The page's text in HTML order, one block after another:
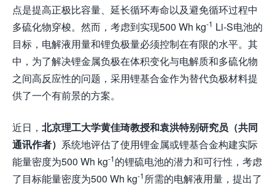
点是提高正极比容量、延长循环寿命以及避免循环过程中
多硫化物穿梭。然而，考虑到实现500 Wh kg-1 Li-S电池的
目标，电解液用量和锂负极量必须控制在有限的水平。其
中，为了解决锂金属负极在体积变化与电解质和多硫化物
之间高反应性的问题，采用锂基合金作为替代负极材料提
供了一个有前景的方案。
近日， 北京理工大学黄佳琦教授和袁洪特别研究员 （共同
通讯作者） 系统地评估了使用锂金属或锂基合金构建实际
能量密度为500 Wh kg-1的锂硫电池的潜力和可行性，考虑
了目标能量密度为500 Wh kg-1所需的电解液用量，提出了